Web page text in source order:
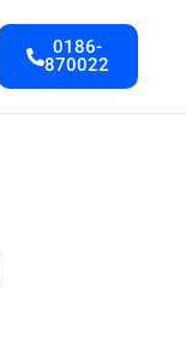
0186-
870022